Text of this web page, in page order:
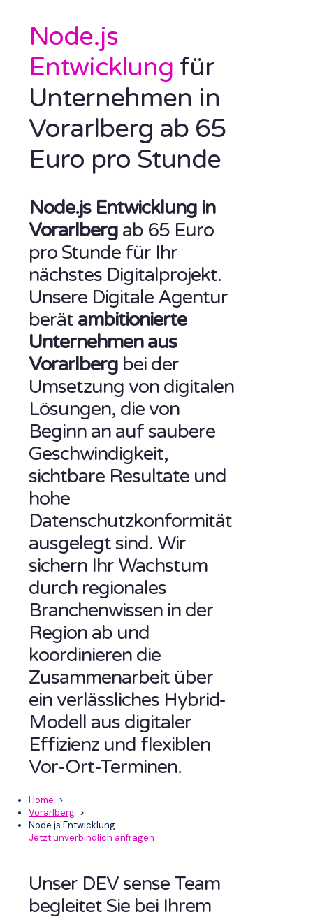
Node.js
Entwicklung für
Unternehmen in
Vorarlberg ab 65
Euro pro Stunde
Node.js Entwicklung in
Vorarlberg ab 65 Euro
pro Stunde für Ihr
nächstes Digitalprojekt.
Unsere Digitale Agentur
berät ambitionierte
Unternehmen aus
Vorarlberg bei der
Umsetzung von digitalen
Lösungen, die von
Beginn an auf saubere
Geschwindigkeit,
sichtbare Resultate und
hohe
Datenschutzkonformität
ausgelegt sind. Wir
sichern Ihr Wachstum
durch regionales
Branchenwissen in der
Region ab und
koordinieren die
Zusammenarbeit über
ein verlässliches Hybrid-
Modell aus digitaler
Effizienz und flexiblen
Vor-Ort-Terminen.
Home >
Vorarlberg >
Node.js Entwicklung
Jetzt unverbindlich anfragen
Unser DEV sense Team
begleitet Sie bei Ihrem